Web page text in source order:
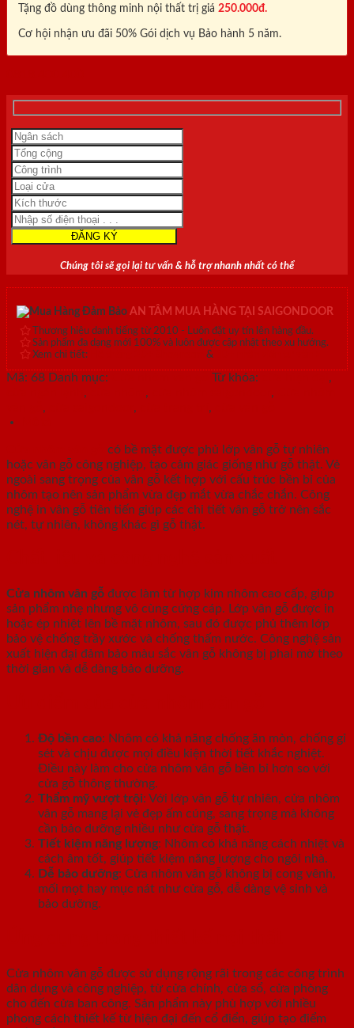
Tặng đồ dùng thông minh nội thất trị giá 250.000đ.
Cơ hội nhận ưu đãi 50% Gói dịch vụ Bảo hành 5 năm.
Chúng tôi sẽ gọi lại tư vấn & hỗ trợ nhanh nhất có thể
AN TÂM MUA HÀNG TẠI SAIGONDOOR
Thương hiệu danh tiếng từ 2010 - Luôn đặt uy tín lên hàng đầu.
Sản phẩm đa dạng mới 100% và luôn được cập nhật theo xu hướng.
Xem chi tiết:
&
Mã: 68 Danh mục: Từ khóa:
,
, , ,
, , ,
có bề mặt được phủ lớp vân gỗ tự nhiên
hoặc vân gỗ công nghiệp, tạo cảm giác giống như gỗ thật. Vẻ
ngoài sang trọng của vân gỗ kết hợp với cấu trúc bền bỉ của
nhôm tạo nên sản phẩm vừa đẹp mắt vừa chắc chắn. Công
nghệ in vân gỗ tiên tiến giúp các chi tiết vân gỗ trở nên sắc
nét, tự nhiên, không khác gì gỗ thật.
Cửa nhôm vân gỗ được làm từ hợp kim nhôm cao cấp, giúp
sản phẩm nhẹ nhưng vô cùng cứng cáp. Lớp vân gỗ được in
hoặc ép nhiệt lên bề mặt nhôm, sau đó được phủ thêm lớp
bảo vệ chống trầy xước và chống thấm nước. Công nghệ sản
xuất hiện đại đảm bảo màu sắc vân gỗ không bị phai mờ theo
thời gian và dễ dàng bảo dưỡng.
Độ bền cao: Nhôm có khả năng chống ăn mòn, chống gỉ
sét và chịu được mọi điều kiện thời tiết khắc nghiệt.
Điều này làm cho cửa nhôm vân gỗ bền bỉ hơn so với
cửa gỗ thông thường.
Thẩm mỹ vượt trội: Với lớp vân gỗ tự nhiên, cửa nhôm
vân gỗ mang lại vẻ đẹp ấm cúng, sang trọng mà không
cần bảo dưỡng nhiều như cửa gỗ thật.
Tiết kiệm năng lượng: Nhôm có khả năng cách nhiệt và
cách âm tốt, giúp tiết kiệm năng lượng cho ngôi nhà.
Dễ bảo dưỡng: Cửa nhôm vân gỗ không bị cong vênh,
mối mọt hay mục nát như cửa gỗ, dễ dàng vệ sinh và
bảo dưỡng.
Cửa nhôm vân gỗ được sử dụng rộng rãi trong các công trình
dân dụng và công nghiệp, từ cửa chính, cửa sổ, cửa phòng
cho đến cửa ban công. Sản phẩm này phù hợp với nhiều
phong cách thiết kế từ hiện đại đến cổ điển, giúp tạo điểm